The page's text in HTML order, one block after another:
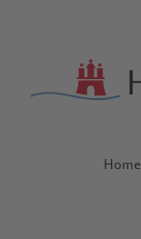
Home